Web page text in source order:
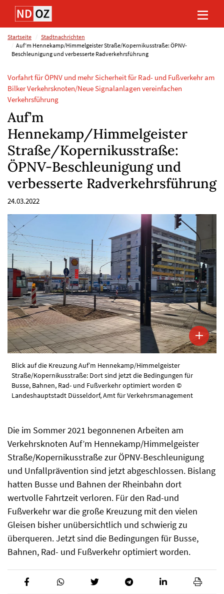
Direkt
Inhalt
(Eingabetaste)
Direkt
Hauptmenu
(Eingabetaste)
Direkt
Suche
(Eingabetaste)
Direkt
Footer
(Eingabetaste)
Startseite
Stadtnachrichten
Auf’m Hennekamp/Himmelgeister Straße/Kopernikusstraße: ÖPNV-
Beschleunigung und verbesserte Radverkehrsführung
Vorfahrt für ÖPNV und mehr Sicherheit für Rad- und Fußverkehr am
Bilker Verkehrsknoten/Neue Signalanlagen vereinfachen
Verkehrsführung
Auf’m
Hennekamp/Himmelgeister
Straße/Kopernikusstraße:
ÖPNV-Beschleunigung und
verbesserte Radverkehrsführung
24.03.2022
Blick auf die Kreuzung Auf’m Hennekamp/Himmelgeister
Straße/Kopernikusstraße: Dort sind jetzt die Bedingungen für
Busse, Bahnen, Rad- und Fußverkehr optimiert worden ©
Landeshauptstadt Düsseldorf, Amt für Verkehrsmanagement
Die im Sommer 2021 begonnenen Arbeiten am
Verkehrsknoten Auf’m Hennekamp/Himmelgeister
Straße/Kopernikusstraße zur ÖPNV-Beschleunigung
und Unfallprävention sind jetzt abgeschlossen. Bislang
hatten Busse und Bahnen der Rheinbahn dort
wertvolle Fahrtzeit verloren. Für den Rad-und
Fußverkehr war die große Kreuzung mit den vielen
Gleisen bisher unübersichtlich und schwierig zu
überqueren. Jetzt sind die Bedingungen für Busse,
Bahnen, Rad- und Fußverkehr optimiert worden.